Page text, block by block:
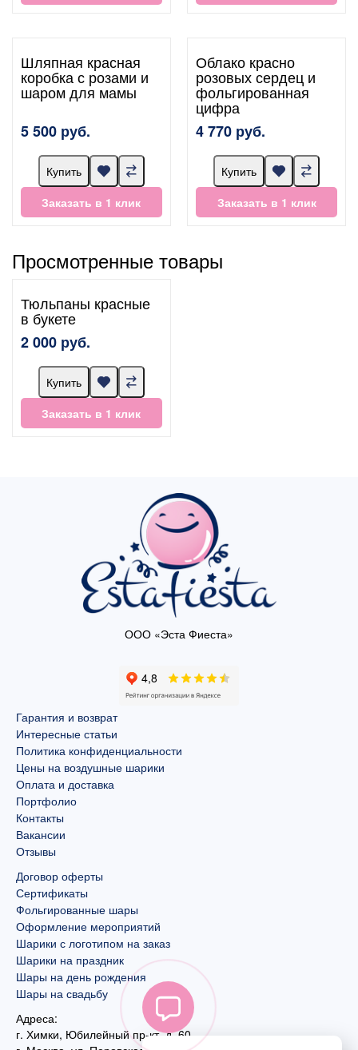
Шляпная красная
коробка с розами и
шаром для мамы
5 500 руб.
Купить
Заказать в 1 клик
Облако красно
розовых сердец и
фольгированная
цифра
4 770 руб.
Купить
Заказать в 1 клик
Просмотренные товары
Тюльпаны красные
в букете
2 000 руб.
Купить
Заказать в 1 клик
ООО «Эста Фиеста»
Гарантия и возврат
Интересные статьи
Политика конфиденциальности
Цены на воздушные шарики
Оплата и доставка
Портфолио
Контакты
Вакансии
Отзывы
Договор оферты
Сертификаты
Фольгированные шары
Оформление мероприятий
Шарики с логотипом на заказ
Шарики на праздник
Шары на день рождения
Шары на свадьбу
Адреса:
г. Химки, Юбилейный пр-кт, д. 60